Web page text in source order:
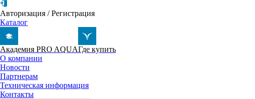
Авторизация /Регистрация
Каталог
Академия PRO AQUAГде купить
О компании
Новости
Партнерам
Техническая информация
Контакты